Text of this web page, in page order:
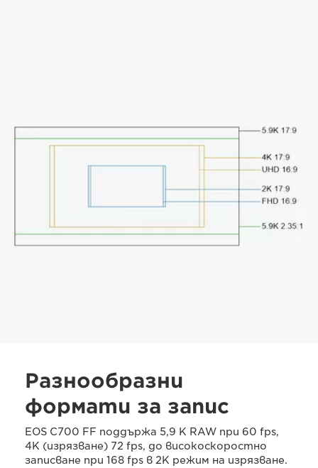
Разнообразни
формати за запис
EOS C700 FF поддържа 5,9 K RAW при 60 fps,
4K (изрязване) 72 fps, до високоскоростно
записване при 168 fps в 2K режим на изрязване.